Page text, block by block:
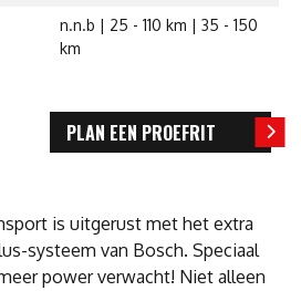
n.n.b | 25 - 110 km | 35 - 150
km
PLAN EEN PROEFRIT
is uitgerust met het extra
systeem van Bosch. Speciaal
power verwacht! Niet alleen